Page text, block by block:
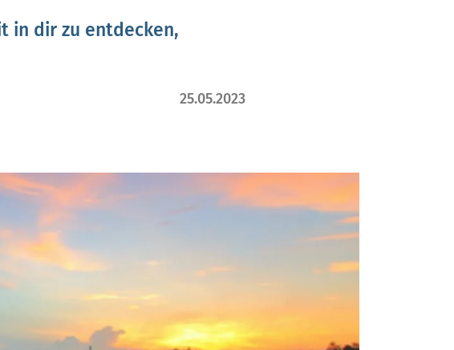
in dir zu entdecken,
25.05.2023